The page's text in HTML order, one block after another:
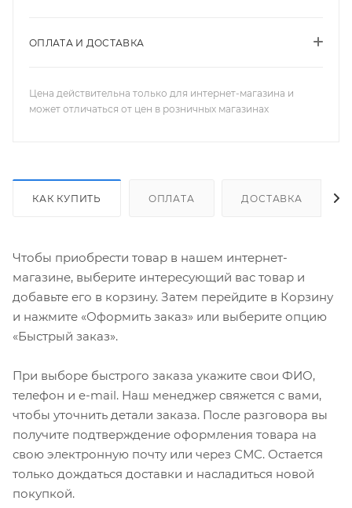
ОПЛАТА И ДОСТАВКА
Цена действительна только для интернет-магазина и
может отличаться от цен в розничных магазинах
КАК КУПИТЬ ОПЛАТА ДОСТАВКА
Чтобы приобрести товар в нашем интернет-
магазине, выберите интересующий вас товар и
добавьте его в корзину. Затем перейдите в Корзину
и нажмите «Оформить заказ» или выберите опцию
«Быстрый заказ».
При выборе быстрого заказа укажите свои ФИО,
телефон и e-mail. Наш менеджер свяжется с вами,
чтобы уточнить детали заказа. После разговора вы
получите подтверждение оформления товара на
свою электронную почту или через СМС. Остается
только дождаться доставки и насладиться новой
покупкой.